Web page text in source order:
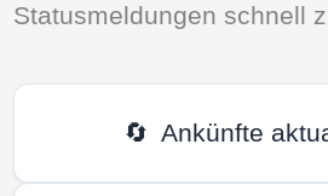
Statusmeldungen schnell
🔄 Ankünfte